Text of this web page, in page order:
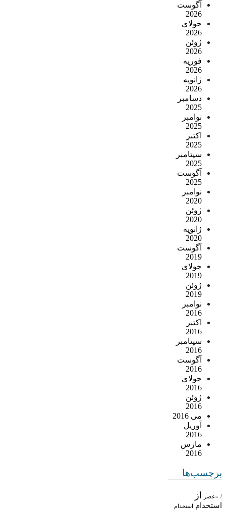
آگوست
2026
جولای
2026
ژوئن
2026
فوریه
2026
ژانویه
2026
دسامبر
2025
نوامبر
2025
اکتبر
2025
سپتامبر
2025
آگوست
2025
نوامبر
2020
ژوئن
2020
ژانویه
2020
آگوست
2019
جولای
2019
ژوئن
2019
نوامبر
2016
اکتبر
2016
سپتامبر
2016
آگوست
2016
جولای
2016
ژوئن
2016
می 2016
آوریل
2016
مارس
2016
برچسب‌ها
/ «عصر از
استخدام استخدام